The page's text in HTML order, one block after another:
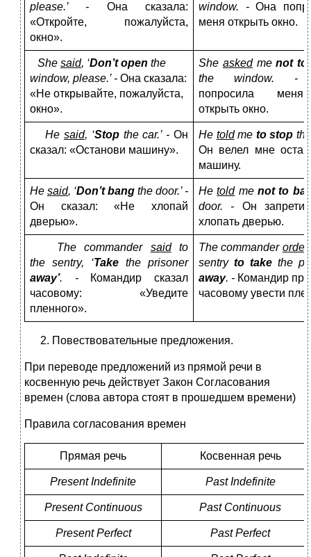
please.’ - Она сказала:
«Откройте, пожалуйста,
окно».
window. -Она
меня открыть окно.
She said, ‘Don’t open the
window, please.’ - Она сказала:
«Не открывайте, пожалуйста,
окно».
She askedmenot to
the window.
попросила
открыть окно.
He said, ‘Stopthe car.’ -Он
сказал: «Останови машину».
He toldme to stop
Он велел мне
машину.
He said, ‘Don’t bang the door.’ -
Он сказал: «Не хлопай
дверью».
Hetoldmenot to
door. - Он
хлопать дверью.
The commander saidto
the sentry, ‘Take the prisoner
away’. - Командир сказал
часовому: «Уведите
пленного».
The commander
sentry to take the
away. - Командир
часовому увести
Повествовательные предложения.
При переводе предложений из прямой речи в
косвенную речь действует Закон Согласования
времен (слова автора стоят в прошедшем времени)
Правила согласования времен
Прямая речь Косвенная речь
Present Indefinite Past Indefinite
Present Continuous Past Continuous
Present Perfect Past Perfect